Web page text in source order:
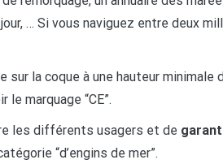
… Si vous naviguez entre deux
la coque à une hauteur
marquage “CE”.
les différents usagers et de
“d’engins de mer”.